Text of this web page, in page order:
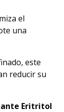
el
una
este
reducir su
Eritritol